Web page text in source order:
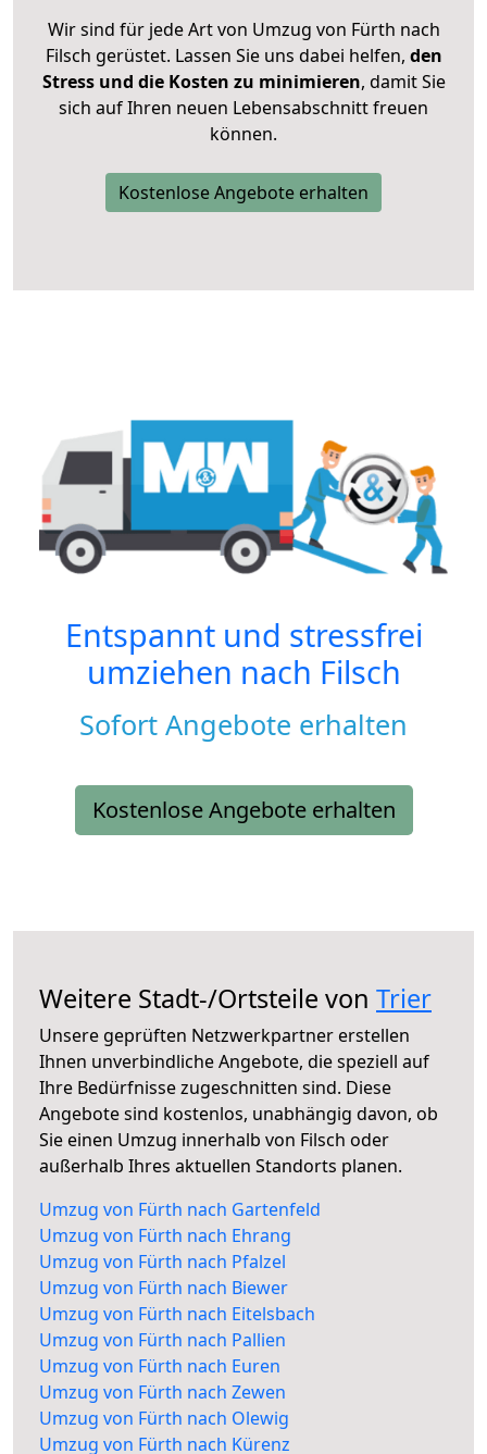
Wir sind für jede Art von Umzug von Fürth nach
Filsch gerüstet. Lassen Sie uns dabei helfen, den
Stress und die Kosten zu minimieren, damit Sie
sich auf Ihren neuen Lebensabschnitt freuen
können.
Kostenlose Angebote erhalten
Entspannt und stressfrei
umziehen nach Filsch
Sofort Angebote erhalten
Kostenlose Angebote erhalten
Weitere Stadt-/Ortsteile von Trier
Unsere geprüften Netzwerkpartner erstellen
Ihnen unverbindliche Angebote, die speziell auf
Ihre Bedürfnisse zugeschnitten sind. Diese
Angebote sind kostenlos, unabhängig davon, ob
Sie einen Umzug innerhalb von Filsch oder
außerhalb Ihres aktuellen Standorts planen.
Umzug von Fürth nach Gartenfeld
Umzug von Fürth nach Ehrang
Umzug von Fürth nach Pfalzel
Umzug von Fürth nach Biewer
Umzug von Fürth nach Eitelsbach
Umzug von Fürth nach Pallien
Umzug von Fürth nach Euren
Umzug von Fürth nach Zewen
Umzug von Fürth nach Olewig
Umzug von Fürth nach Kürenz